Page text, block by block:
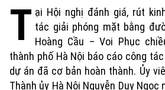
T ại Hội nghị đánh giá, rút
tác giải phóng mặt bằng
Hoàng Cầu – Voi Phục
thành phố Hà Nội báo cáo công
dự án đã cơ bản hoàn thành. Ủy
Thành ủy Hà Nội Nguyễn Duy Ngọc